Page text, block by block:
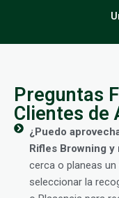
Preguntas
Clientes de
¿Puedo
Rifles Browning
cerca o planeas
seleccionar la